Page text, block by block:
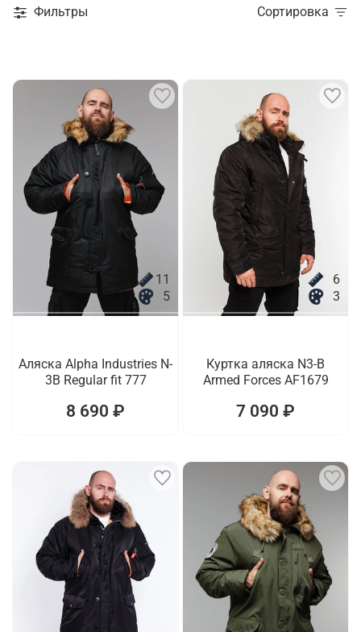
Фильтры Сортировка
11
5
Аляска Alpha Industries N-
3B Regular fit 777
8 690 ₽
6
3
Куртка аляска N3-B
Armed Forces AF1679
7 090 ₽